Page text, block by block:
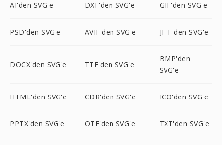
AI'den SVG'e DXF'den SVG'e GIF'den SVG'e
PSD'den SVG'e AVIF'den SVG'e JFIF'den SVG'e
DOCX'den SVG'e TTF'den SVG'e
BMP'den
SVG'e
HTML'den SVG'e CDR'den SVG'e ICO'den SVG'e
PPTX'den SVG'e OTF'den SVG'e TXT'den SVG'e